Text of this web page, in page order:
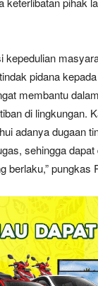
kepedulian
pidana
membantu
di lingkungan.
adanya dugaan
sehingga
berlaku,” pungkas